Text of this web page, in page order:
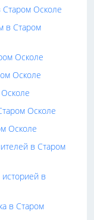
Осколе
в Старом
Осколе
Осколе
Осколе
Осколе
Осколе
в Старом
в
в Старом